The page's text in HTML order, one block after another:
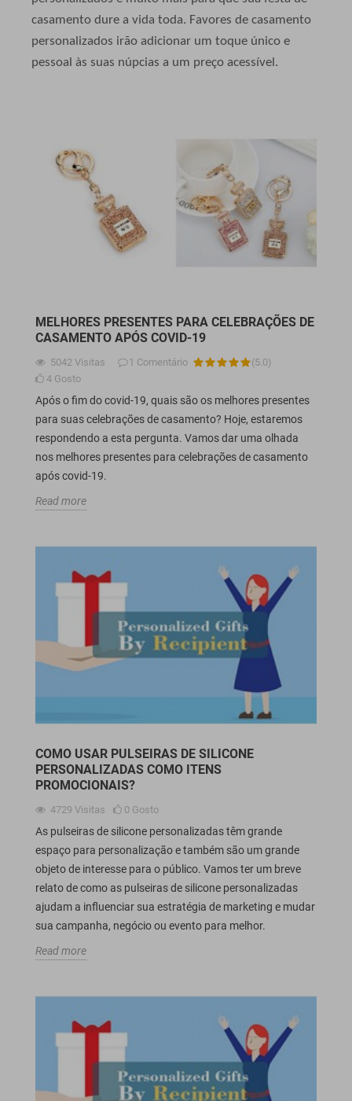
casamento dure a vida toda. Favores de casamento
personalizados irão adicionar um toque único e
pessoal às suas núpcias a um preço acessível.
MELHORES PRESENTES PARA CELEBRAÇÕES DE
CASAMENTO APÓS COVID-19
5042 Visitas 1 Comentário (5.0)
4 Gosto
Após o fim do covid-19, quais são os melhores presentes
para suas celebrações de casamento? Hoje, estaremos
respondendo a esta pergunta. Vamos dar uma olhada
nos melhores presentes para celebrações de casamento
após covid-19.
Read more
COMO USAR PULSEIRAS DE SILICONE
PERSONALIZADAS COMO ITENS
PROMOCIONAIS?
4729 Visitas 0 Gosto
As pulseiras de silicone personalizadas têm grande
espaço para personalização e também são um grande
objeto de interesse para o público. Vamos ter um breve
relato de como as pulseiras de silicone personalizadas
ajudam a influenciar sua estratégia de marketing e mudar
sua campanha, negócio ou evento para melhor.
Read more